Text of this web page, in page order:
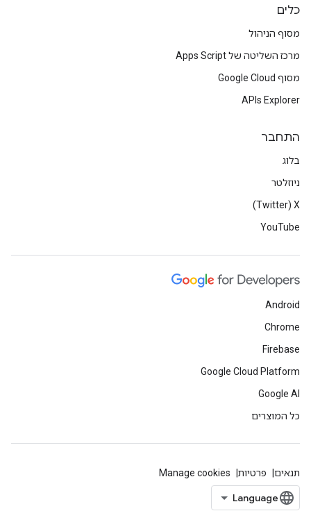
כלים
מסוף הניהול
מרכז השליטה של Apps Script
מסוף Google Cloud
APIs Explorer
התחבר
בלוג
ניוזלטר
X‏ (Twitter)
YouTube
Android
Chrome
Firebase
Google Cloud Platform
Google AI
כל המוצרים
תנאים פרטיות Manage cookies